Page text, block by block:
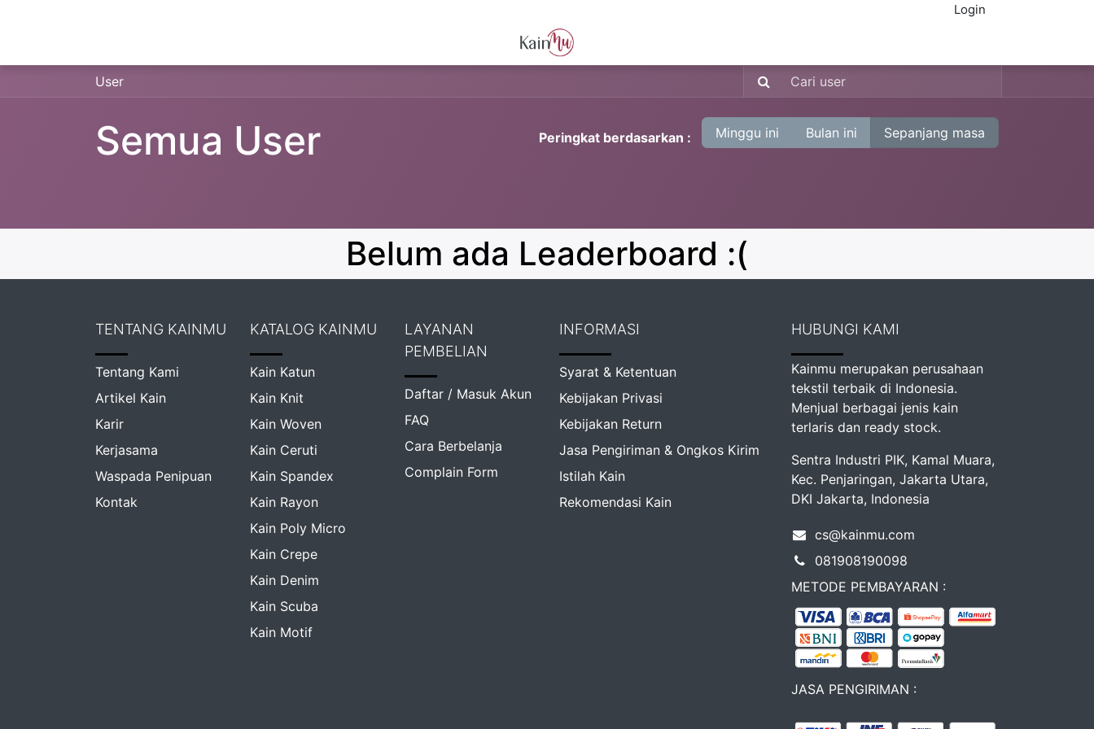
Login
TENTANG KAINMU PRE ORDER KAIN PREMIUM
User
Semua User Peringkat berdasarkan : Minggu ini Bulan ini Sepanjang masa
Belum ada Leaderboard :(
TENTANG KAINMU
Tentang Kami
Artikel Kain
Karir
Kerjasama​
Waspada Penipuan
Kontak
KATALOG KAINMU
Kain Katun
Kain Knit
Kain Woven
Kain Ceruti
Kain Spandex
Kain Rayon
Kain Poly Micro
Kain Crepe
Kain Denim
Kain Scuba
Kain Motif
LAYANAN
PEMBELIAN
​​Daftar / Masuk Akun
FAQ
Cara Berbelanja
​​Complain Form
INFORMASI
Syarat & Ketentuan
Kebijakan Privasi
Kebijakan Return
Jasa Pengiriman & Ongkos Kirim
Istilah Kain
Rekomendasi Kain
HUBUNGI KAMI
Kainmu merupakan perusahaan
tekstil terbaik di Indonesia.
Menjual berbagai jenis kain
terlaris dan ready stock.
Sentra Industri PIK, Kamal Muara,
Kec. Penjaringan, Jakarta Utara,
DKI Jakarta, Indonesia
cs@kainmu.com
081908190098
METODE PEMBAYARAN :
JASA PENGIRIMAN :